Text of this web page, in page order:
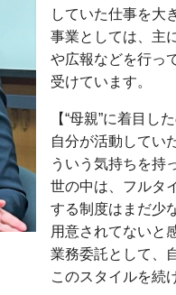
していた仕事を大
事業としては、主
や広報などを行っ
受けています。
【“母親”に着目し
自分が活動してい
ういう気持ちを持
世の中は、フルタ
する制度はまだ少
用意されてないと
業務委託として、
このスタイルを続